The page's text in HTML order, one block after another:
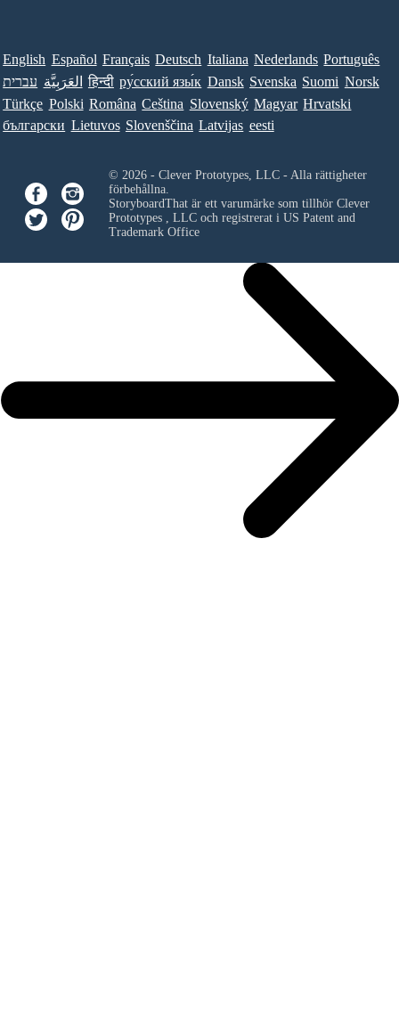
English Español Français Deutsch Italiana Nederlands Português
עברית العَرَبِيَّة हिन्दी ру́сский язы́к Dansk Svenska Suomi Norsk
Türkçe Polski Româna Ceština Slovenský Magyar Hrvatski
български Lietuvos Slovenščina Latvijas eesti
© 2026 - Clever Prototypes, LLC - Alla rättigheter
förbehållna.
StoryboardThat är ett varumärke som tillhör Clever
Prototypes , LLCoch registrerat i US Patent and
Trademark Office